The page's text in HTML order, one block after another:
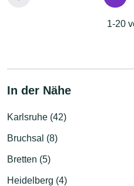
1-20
In der Nähe
Karlsruhe (42)
Bruchsal (8)
Bretten (5)
Heidelberg (4)